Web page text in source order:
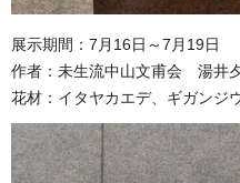
展示期間：7月16日～7月19日
作者：未生流中山文甫会 湯井
花材：イタヤカエデ、ギガンジ